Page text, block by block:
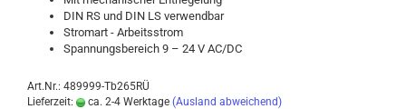
DIN RS und DIN LS ver­wend­bar
Strom­art - Ar­beits­strom
Span­nungs­be­reich 9 – 24 V AC/DC
Art.Nr.: 489999-Tb265RÜ
Lieferzeit:
ca. 2-4 Werktage (Ausland abweichend)